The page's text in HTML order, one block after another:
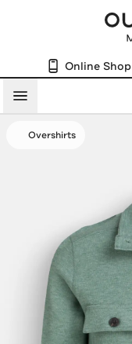
Online Shop
Menü
Overshirts